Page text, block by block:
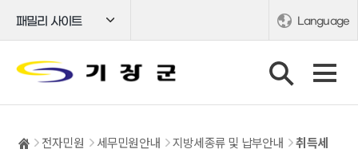
패밀리 사이트 Language
전자민원 세무민원안내 지방세종류 및 납부안내 취득세